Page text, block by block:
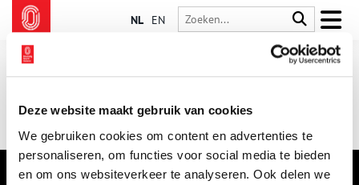
Deze website maakt gebruik van cookies
We gebruiken cookies om content en advertenties te
personaliseren, om functies voor social media te bieden
en om ons websiteverkeer te analyseren. Ook delen we
NL EN